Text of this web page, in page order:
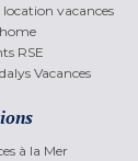
vacances
RSE
Vacances
à la Mer